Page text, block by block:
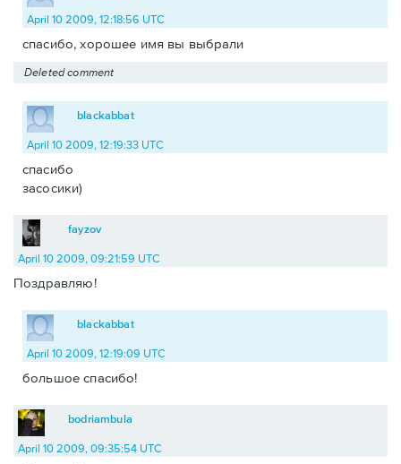
April 10 2009, 12:18:56 UTC
спасибо, хорошее имя вы выбрали
Deleted comment
blackabbat
April 10 2009, 12:19:33 UTC
спасибо
засосики)
fayzov
April 10 2009, 09:21:59 UTC
Поздравляю!
blackabbat
April 10 2009, 12:19:09 UTC
большое спасибо!
bodriambula
April 10 2009, 09:35:54 UTC